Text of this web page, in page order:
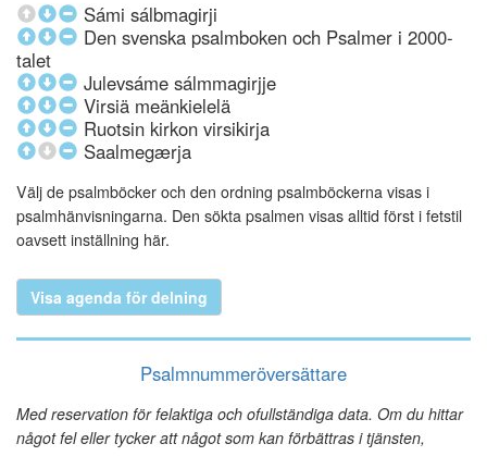
Sámi sálbmagirji
Den svenska psalmboken och Psalmer i 2000-
talet
Julevsáme sálmmagirjje
Virsiä meänkielelä
Ruotsin kirkon virsikirja
Saalmegærja
Välj de psalmböcker och den ordning psalmböckerna visas i
psalmhänvisningarna. Den sökta psalmen visas alltid först i fetstil
oavsett inställning här.
Visa agenda för delning
Psalmnummeröversättare
Med reservation för felaktiga och ofullständiga data. Om du hittar
något fel eller tycker att något som kan förbättras i tjänsten,